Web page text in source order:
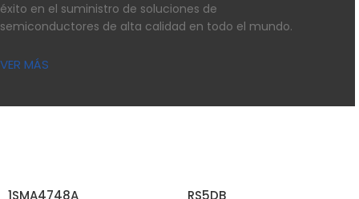
éxito en el suministro de soluciones de
semiconductores de alta calidad en todo el mundo.
VER MÁS
1SMA4748A RS5DB